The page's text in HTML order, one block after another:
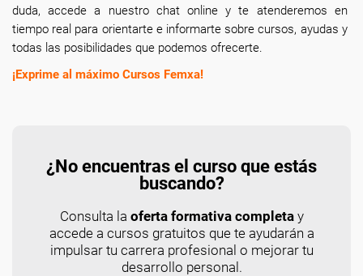
duda, accede a nuestro chat online y te atenderemos en
tiempo real para orientarte e informarte sobre cursos, ayudas y
todas las posibilidades que podemos ofrecerte.
¡Exprime al máximo Cursos Femxa!
¿No encuentras el curso que estás
buscando?
Consulta la oferta formativa completay
accede a cursos gratuitos que te ayudarán a
impulsar tu carrera profesional o mejorar tu
desarrollo personal.